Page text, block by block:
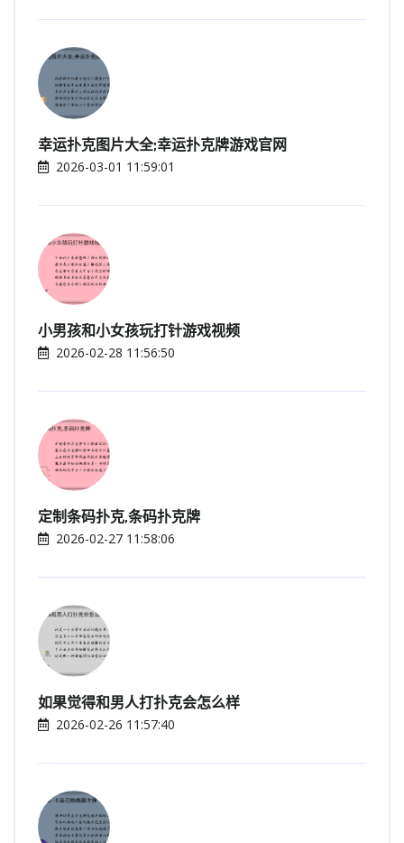
幸运扑克图片大全;幸运扑克牌游戏官网
2026-03-01 11:59:01
小男孩和小女孩玩打针游戏视频
2026-02-28 11:56:50
定制条码扑克,条码扑克牌
2026-02-27 11:58:06
如果觉得和男人打扑克会怎么样
2026-02-26 11:57:40